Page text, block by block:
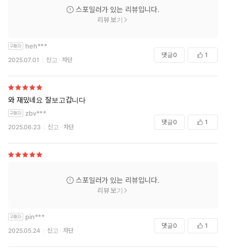
스포일러가 있는 리뷰입니다.
리뷰 보기
heh***
2025.07.01 신고 차단
댓글0 1
와 재밌네요 잘보고갑니다
zbv***
2025.06.23 신고 차단
댓글0 1
스포일러가 있는 리뷰입니다.
리뷰 보기
pin***
2025.05.24 신고 차단
댓글0 1